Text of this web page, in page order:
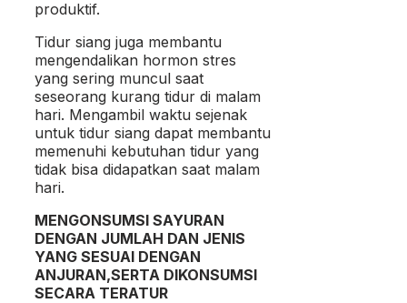
produktif.
Tidur siang juga membantu
mengendalikan hormon stres
yang sering muncul saat
seseorang kurang tidur di malam
hari. Mengambil waktu sejenak
untuk tidur siang dapat membantu
memenuhi kebutuhan tidur yang
tidak bisa didapatkan saat malam
hari.
MENGONSUMSI SAYURAN
DENGAN JUMLAH DAN JENIS
YANG SESUAI DENGAN
ANJURAN,SERTA DIKONSUMSI
SECARA TERATUR